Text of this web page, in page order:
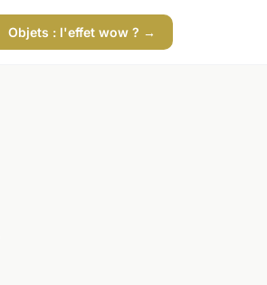
Objets : l'effet wow ? →